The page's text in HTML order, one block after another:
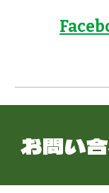
お問い